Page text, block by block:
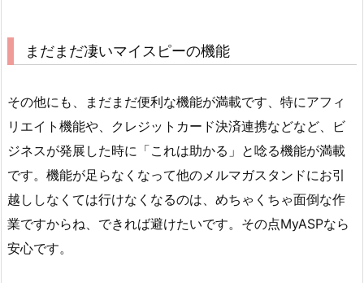
まだまだ凄いマイスピーの機能
その他にも、まだまだ便利な機能が満載です、特にアフィ
リエイト機能や、クレジットカード決済連携などなど、ビ
ジネスが発展した時に「これは助かる」と唸る機能が満載
です。機能が足らなくなって他のメルマガスタンドにお引
越ししなくては行けなくなるのは、めちゃくちゃ面倒な作
業ですからね、できれば避けたいです。その点MyASPなら
安心です。